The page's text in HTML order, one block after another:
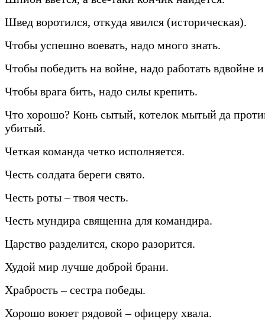
Швед воротился, откуда явился (историческая).
Чтобы успешно воевать, надо много знать.
Чтобы победить на войне, надо работать вдвойне
Чтобы врага бить, надо силы крепить.
Что хорошо? Конь сытый, котелок мытый да
убитый.
Четкая команда четко исполняется.
Честь солдата береги свято.
Честь роты – твоя честь.
Честь мундира священна для командира.
Царство разделится, скоро разорится.
Худой мир лучше доброй брани.
Храбрость – сестра победы.
Хорошо воюет рядовой – офицеру хвала.